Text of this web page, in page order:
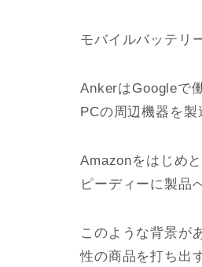
モバイルバッテリ
AnkerはGoogleで
PCの周辺機器を製
Amazonをはじめ
ピーディーに製品
このような背景が
性の商品を打ち出